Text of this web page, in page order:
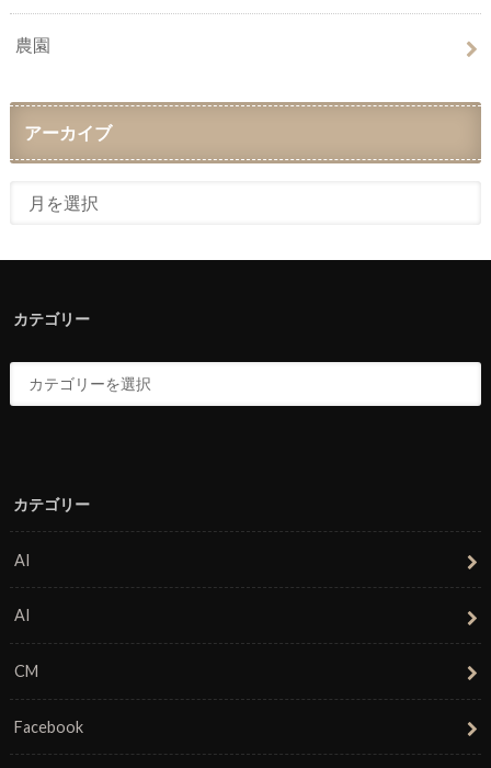
農園
アーカイブ
カテゴリー
カテゴリー
AI
AI
CM
Facebook